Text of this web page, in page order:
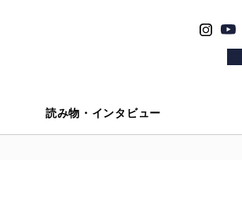
読み物・インタビュー